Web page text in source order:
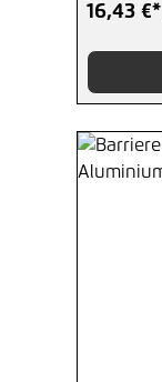
16,43 €*